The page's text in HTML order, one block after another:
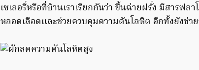
เซเลอรี่หรือที่บ้านเราเรียกกันว่า ขึ้นฉ่ายฝรั่ง มีสารฟล
หลอดเลือดและช่วยควบคุมความดันโลหิต อีกทั้งยังช่ว